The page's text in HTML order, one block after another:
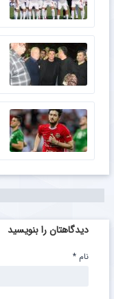
دیدگاهتان را بنویسید
نام *